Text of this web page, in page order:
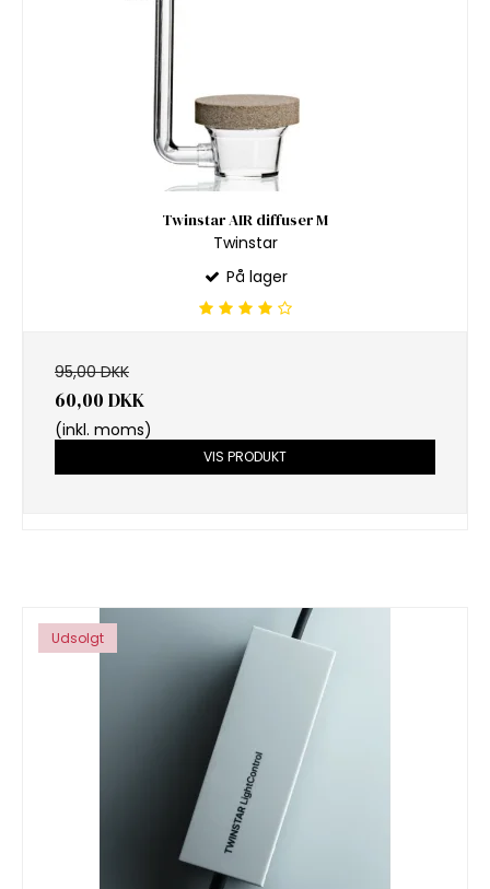
Twinstar AIR diffuser M
Twinstar
På lager
95,00 DKK
60,00 DKK
(inkl. moms)
VIS PRODUKT
Udsolgt